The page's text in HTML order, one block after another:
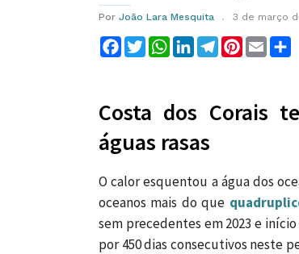
Por João Lara Mesquita 3 de março
Facebook
TwitterWhatsApp
LinkedInTelegram
Pinterest
Email
Costa dos Corais
águas rasas
O calor esquentou a água dos
oceanos mais do que
sem precedentes em 2023 e
por 450 dias consecutivos neste